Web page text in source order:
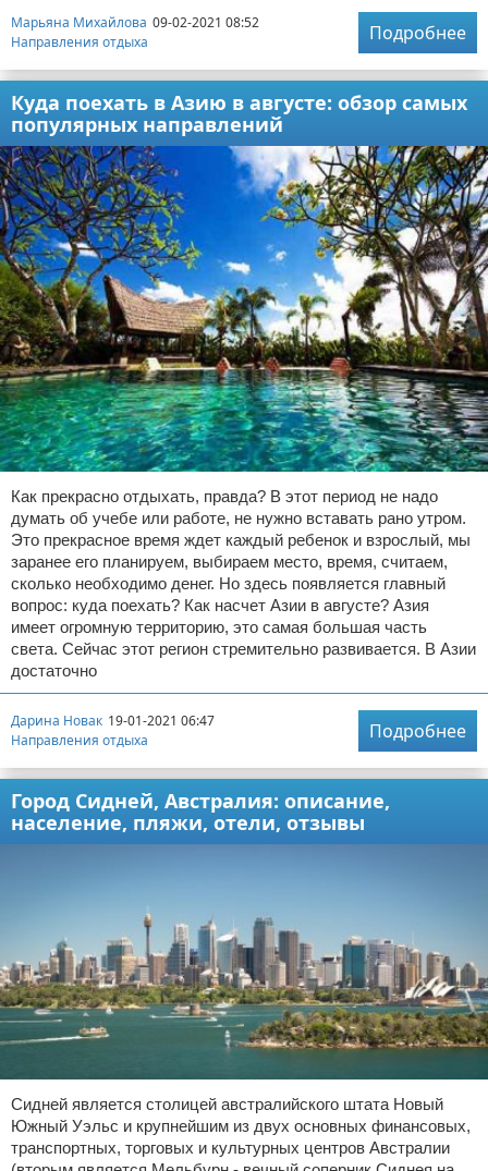
Марьяна Михайлова 09-02-2021 08:52
Направления отдыха
Подробнее
Куда поехать в Азию в августе: обзор самых
популярных направлений
Как прекрасно отдыхать, правда? В этот период не надо
думать об учебе или работе, не нужно вставать рано утром.
Это прекрасное время ждет каждый ребенок и взрослый, мы
заранее его планируем, выбираем место, время, считаем,
сколько необходимо денег. Но здесь появляется главный
вопрос: куда поехать? Как насчет Азии в августе? Азия
имеет огромную территорию, это самая большая часть
света. Сейчас этот регион стремительно развивается. В Азии
достаточно
Дарина Новак 19-01-2021 06:47
Направления отдыха
Подробнее
Город Сидней, Австралия: описание,
население, пляжи, отели, отзывы
Сидней является столицей австралийского штата Новый
Южный Уэльс и крупнейшим из двух основных финансовых,
транспортных, торговых и культурных центров Австралии